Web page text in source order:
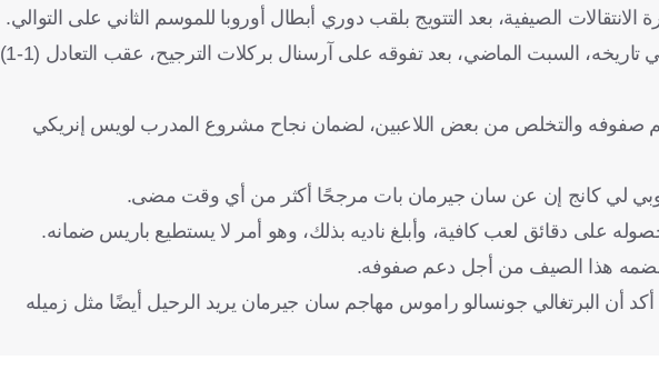
الصيفية، بعد التتويج بلقب دوري أبطال أوروبا للموسم الثاني على التوالي.
وحصد سان جيرمان لقب دوري أبطال أوروبا للمرة الثانية في تاريخه، السبت الماضي، بعد تفوقه على آرسنال بركلات الترجيح، عقب التعادل (1-1)
صفوفه والتخلص من بعض اللاعبين، لضمان نجاح مشروع المدرب لويس إنريكي
لي كانج إن عن سان جيرمان بات مرجحًا أكثر من أي وقت مضى.
على دقائق لعب كافية، وأبلغ ناديه بذلك، وهو أمر لا يستطيع باريس ضمانه.
لضمه هذا الصيف من أجل دعم صفوفه.
أكد أن البرتغالي جونسالو راموس مهاجم سان جيرمان يريد الرحيل أيضًا مثل زميله